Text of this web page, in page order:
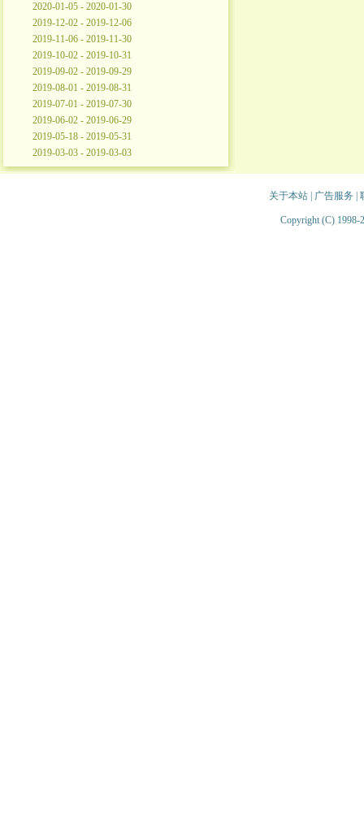
2020-01-05 - 2020-01-30
2019-12-02 - 2019-12-06
2019-11-06 - 2019-11-30
2019-10-02 - 2019-10-31
2019-09-02 - 2019-09-29
2019-08-01 - 2019-08-31
2019-07-01 - 2019-07-30
2019-06-02 - 2019-06-29
2019-05-18 - 2019-05-31
2019-03-03 - 2019-03-03
关于本站| 广告服务
Copyright (C) 1998-